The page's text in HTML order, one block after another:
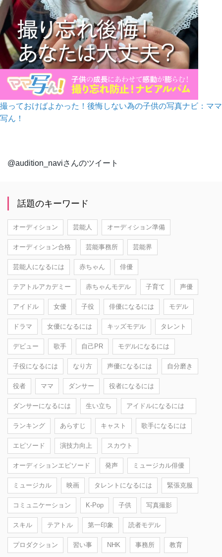
撮っておけばよかった！後悔しない為の子供の写真ナビ：ママ
写ん！
@audition_naviさんのツイート
話題のキーワード
オーディション 芸能人 オーディション準備
オーディション合格 芸能事務所 芸能界
芸能人になるには 赤ちゃん 俳優
テアトルアカデミー 赤ちゃんモデル 子育て 声優
アイドル 女優 子役 俳優になるには モデル
ドラマ 女優になるには キッズモデル タレント
デビュー 歌手 自己PR モデルになるには
子役になるには なり方 声優になるには 自分磨き
役者 ママ ダンサー 役者になるには
ダンサーになるには 生い立ち アイドルになるには
ランキング あらすじ キャスト 歌手になるには
エピソード 演技力向上 スカウト
オーディションエピソード 発声 ミュージカル俳優
ミュージカル 映画 タレントになるには 緊張克服
コミュニケーション K-Pop 子供 写真撮影
スキル テアトル 第一印象 読者モデル
プロダクション 習い事 NHK 事務所 教育